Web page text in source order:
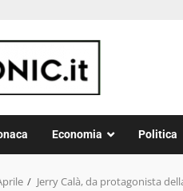
Economia Politica
Jerry Calà, da protagonista